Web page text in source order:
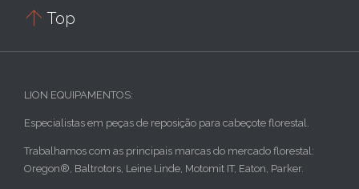
 Top
LION EQUIPAMENTOS:
Especialistas em peças de reposição para cabeçote florestal.
Trabalhamos com as principais marcas do mercado florestal:
Oregon®, Baltrotors, Leine Linde, Motomit IT, Eaton, Parker.